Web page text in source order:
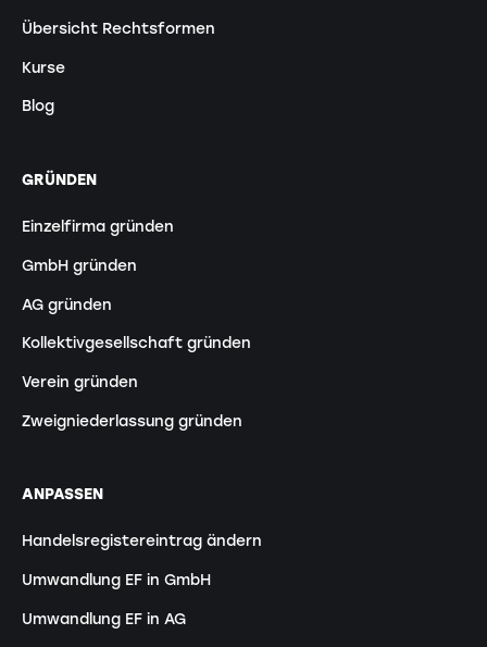
Übersicht Rechtsformen
Kurse
Blog
GRÜNDEN
Einzelfirma gründen
GmbH gründen
AG gründen
Kollektivgesellschaft gründen
Verein gründen
Zweigniederlassung gründen
ANPASSEN
Handelsregistereintrag ändern
Umwandlung EF in GmbH
Umwandlung EF in AG